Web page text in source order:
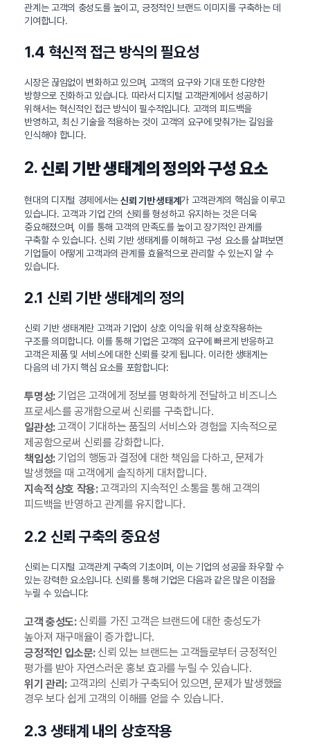
관계는 고객의 충성도를 높이고, 긍정적인 브랜드 이미지를 구축하는 데
기여합니다.
1.4 혁신적 접근 방식의 필요성
시장은 끊임없이 변화하고 있으며, 고객의 요구와 기대 또한 다양한
방향으로 진화하고 있습니다. 따라서 디지털 고객관계에서 성공하기
위해서는 혁신적인 접근 방식이 필수적입니다. 고객의 피드백을
반영하고, 최신 기술을 적용하는 것이 고객의 요구에 맞춰가는 길임을
인식해야 합니다.
2.신뢰 기반 생태계의 정의와 구성 요소
현대의 디지털 경제에서는신뢰 기반 생태계 가 고객관계의 핵심을 이루고
있습니다. 고객과 기업 간의 신뢰를 형성하고 유지하는 것은 더욱
중요해졌으며, 이를 통해 고객의 만족도를 높이고 장기적인 관계를
구축할 수 있습니다. 신뢰 기반 생태계를 이해하고 구성 요소를 살펴보면
기업들이 어떻게 고객과의 관계를 효율적으로 관리할 수 있는지 알 수
있습니다.
2.1 신뢰 기반 생태계의 정의
신뢰 기반 생태계란 고객과 기업이 상호 이익을 위해 상호작용하는
구조를 의미합니다. 이를 통해 기업은 고객의 요구에 빠르게 반응하고
고객은 제품 및 서비스에 대한 신뢰를 갖게 됩니다. 이러한 생태계는
다음의 네 가지 핵심 요소를 포함합니다:
투명성:기업은 고객에게 정보를 명확하게 전달하고 비즈니스
프로세스를 공개함으로써 신뢰를 구축합니다.
일관성:고객이 기대하는 품질의 서비스와 경험을 지속적으로
제공함으로써 신뢰를 강화합니다.
책임성:기업의 행동과 결정에 대한 책임을 다하고, 문제가
발생했을 때 고객에게 솔직하게 대처합니다.
지속적 상호 작용:고객과의 지속적인 소통을 통해 고객의
피드백을 반영하고 관계를 유지합니다.
2.2 신뢰 구축의 중요성
신뢰는 디지털 고객관계 구축의 기초이며, 이는 기업의 성공을 좌우할 수
있는 강력한 요소입니다. 신뢰를 통해 기업은 다음과 같은 많은 이점을
누릴 수 있습니다:
고객 충성도:신뢰를 가진 고객은 브랜드에 대한 충성도가
높아져 재구매율이 증가합니다.
긍정적인 입소문:신뢰 있는 브랜드는 고객들로부터 긍정적인
평가를 받아 자연스러운 홍보 효과를 누릴 수 있습니다.
위기 관리:고객과의 신뢰가 구축되어 있으면, 문제가 발생했을
경우 보다 쉽게 고객의 이해를 얻을 수 있습니다.
2.3 생태계 내의 상호작용